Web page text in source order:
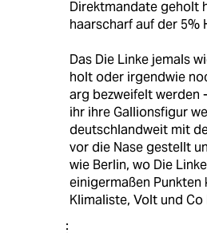
Direktmandate geholt
haarscharf auf der 5%
Das Die Linke jemals
holt oder irgendwie
arg bezweifelt werden
ihr ihre Gallionsfigur
deutschlandweit mit
vor die Nase gestellt
wie Berlin, wo Die
einigermaßen Punkten
Klimaliste, Volt und